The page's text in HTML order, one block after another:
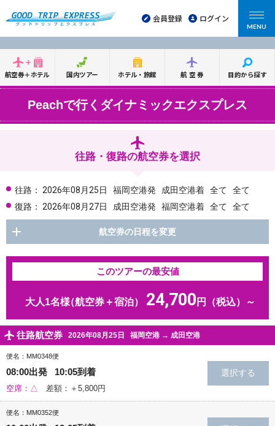
会員登録 ログイン
MENU
航空券＋ホテル 国内ツアー ホテル・旅館 航空券 目的から探す
Peachで行くダイナミックエクスプレス
往路・復路の航空券を選択
往路： 2026年08月25日 福岡空港発 成田空港着 全て
全て
復路： 2026年08月27日 成田空港発 福岡空港着 全て 全て
航空券の日程を変更
このツアーの最安値
大人1名様（航空券＋宿泊） 24,700 円（税込）～
往路航空券 2026年08月25日 福岡空港 → 成田空港
便名：MM0348便
08:00出発 10:05到着
空席：△ 差額：＋5,800円
便名：MM0352便